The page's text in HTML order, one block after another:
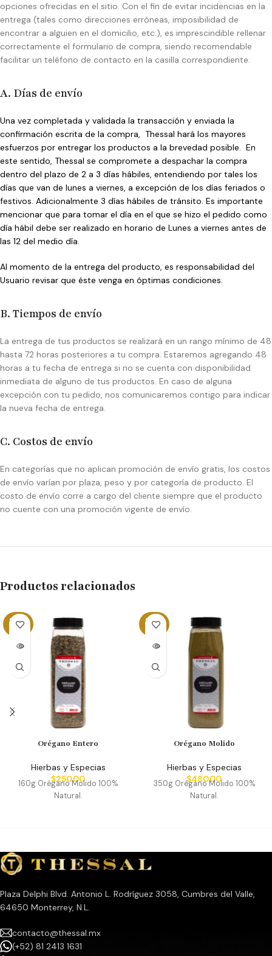
opciones ofrecidas en el sitio. Con el fin de evitar incidencias en la
entrega (tales como direcciones erróneas, imposibilidad de
encontrar a alguien en el domicilio, etc.), es imprescindible rellenar
correctamente el formulario de compra, siendo recomendable
facilitar un teléfono de contacto en la casilla correspondiente.
A. Días de envío
Una vez completada y validada la transacción y enviada la
confirmación escrita de la compra, Thessal hará los mayores
esfuerzos por entregar los productos a la brevedad posible. En
este sentido, Thessal se compromete a despachar la compra
dentro del plazo de 2 a 3 días hábiles, entendiendo por tales los
días que van de lunes a viernes, a excepción de los días feriados o
festivos. Adicionalmente 3 días hábiles de tránsito. Es importante
mencionar que para tomar el día en el que se hizo el pedido como
día hábil debe ser realizado en horario de Lunes a viernes antes de
las 12 del medio día.
Al momento de la entrega del producto, es responsabilidad del
Usuario revisar que éste venga en óptimas condiciones.
B. Tiempos de envío
La entrega de tus productos se realizará en un rango mínimo de 48
hasta 72 horas posteriores a tu compra. Estaremos agregando 48
horas a tu fecha de entrega si no se cuenta con disponibilidad
inmediata de alguno de tus productos. En caso de alguna
excepción con tu pedido, nos comunicaremos contigo para indicar
la nueva fecha de entrega.
C. Costos de envío
En categorías que no aplican promoción de envío gratis, los costos
de envío varían por plaza, peso y por categoría de producto. El
costo de envío corre a cargo del cliente siempre que el producto
no cuente con una promoción vigente de envío.
Productos relacionados
SOLD
OUT
Orégano Entero
Hierbas y Especias
$250.00
160g Orégano Molido 100%
Natural.
SOLD
OUT
Orégano Molido
Hierbas y Especias
$480.00
350g Orégano Molido 100%
Natural.
Plaza Delphi Blvd. Antonio L. Rodríguez 3058, Cumbres del Valle,
64650 Monterrey, N.L.
contacto@thessal.mx
(+52) 81 2413 1631